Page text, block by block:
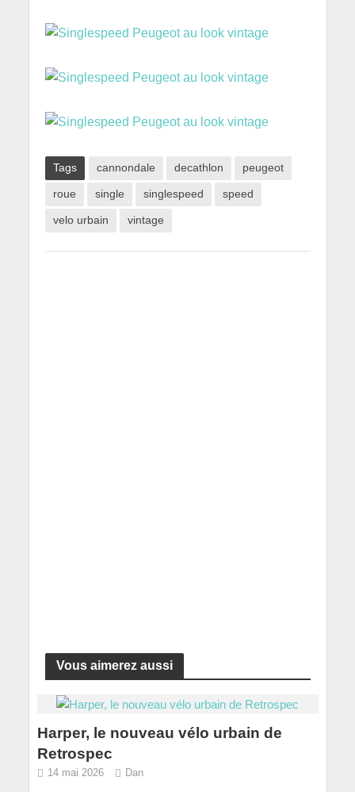
Tags cannondale decathlon peugeot
roue single singlespeed speed
velo urbain vintage
Vous aimerez aussi
Harper, le nouveau vélo urbain de
Retrospec
14 mai 2026 Dan